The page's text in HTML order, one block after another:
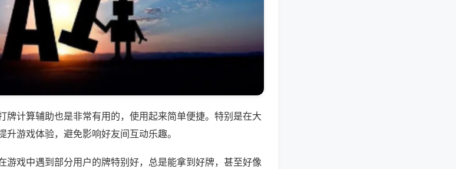
牌计算辅助也是非常有用的，使用起来简单便捷。特别是在大
游戏体验，避免影响好友间互动乐趣。
游戏中遇到部分用户的牌特别好，总是能拿到好牌，甚至好像